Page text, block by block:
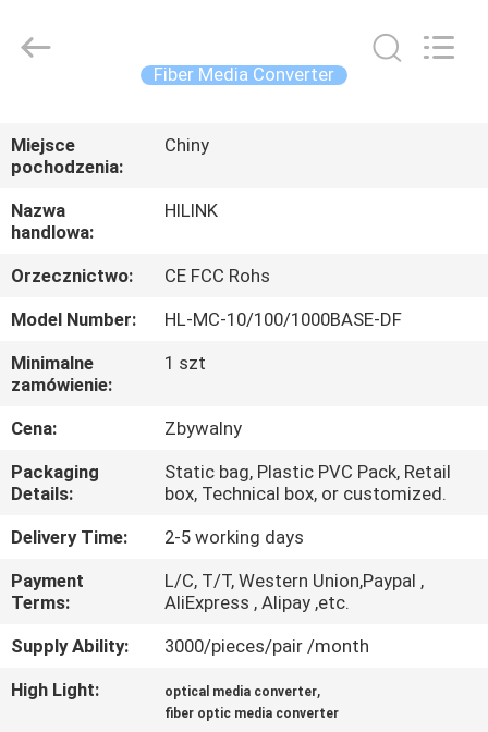
DOMU
PRODUKTY
O
NAS
WYCIECZKA
PO
FABRYCE
KONTROLA
JAKOŚCI
SKONTAKTUJ
SIĘ
Technology
Co.,Ltd..
Fiber Media Converter
Miejsce
pochodzenia:
Chiny
Nazwa
handlowa:
HILINK
Orzecznictwo:
CE FCC Rohs
Model Number:
HL-MC-10/100/1000BASE-DF
Minimalne
zamówienie:
1 szt
Cena:
Zbywalny
Packaging
Details:
Static bag, Plastic PVC Pack, Retail
box, Technical box, or customized.
Delivery Time:
2-5 working days
Payment
Terms:
L/C, T/T, Western Union,Paypal ,
AliExpress , Alipay ,etc.
Supply Ability:
3000/pieces/pair /month
High Light:
optical media converter,
fiber optic media converter